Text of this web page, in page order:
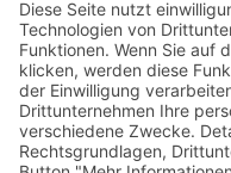
Leonhard
Goethestr. 27
73614 Schorndorf